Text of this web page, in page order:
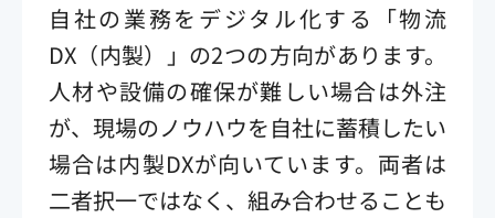
自社の業務をデジタル化する「物流
DX（内製）」の2つの方向があります。
人材や設備の確保が難しい場合は外注
が、現場のノウハウを自社に蓄積したい
場合は内製DXが向いています。両者は
二者択一ではなく、組み合わせることも